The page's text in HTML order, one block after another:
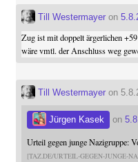
Till Westermayeron
Zug ist mit doppelt ärgerlichen
wäre vmtl. der Anschluss weg
Till Westermayeron
Jürgen Kasek on
Urteil gegen junge Nazigruppe:
TAZ.DE/URTEIL-GEGEN-JUNGE-